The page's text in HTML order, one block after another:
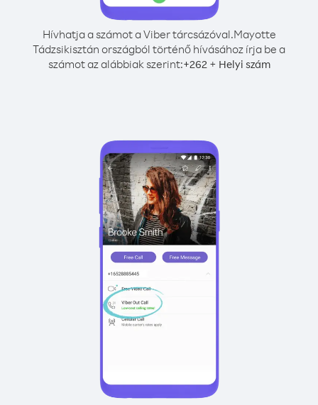
Hívhatja a számot a Viber tárcsázóval.Mayotte
Tádzsikisztán országból történő hívásához írja be a
számot az alábbiak szerint:+262+ Helyi szám